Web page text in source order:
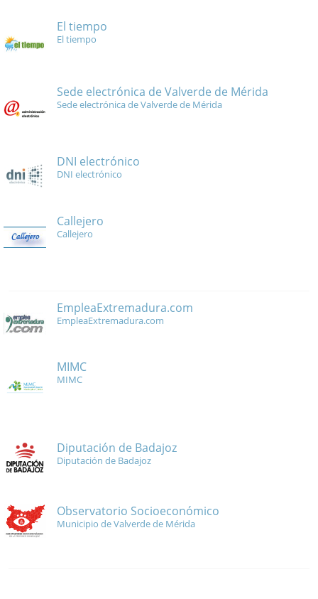
El tiempo
El tiempo
Sede electrónica de Valverde de Mérida
Sede electrónica de Valverde de Mérida
DNI electrónico
DNI electrónico
Callejero
Callejero
EmpleaExtremadura.com
EmpleaExtremadura.com
MIMC
MIMC
Diputación de Badajoz
Diputación de Badajoz
Observatorio Socioeconómico
Municipio de Valverde de Mérida